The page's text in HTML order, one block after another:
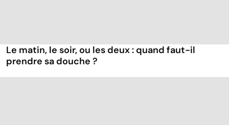
Le matin, le soir, ou les deux : quand faut-il
prendre sa douche ?